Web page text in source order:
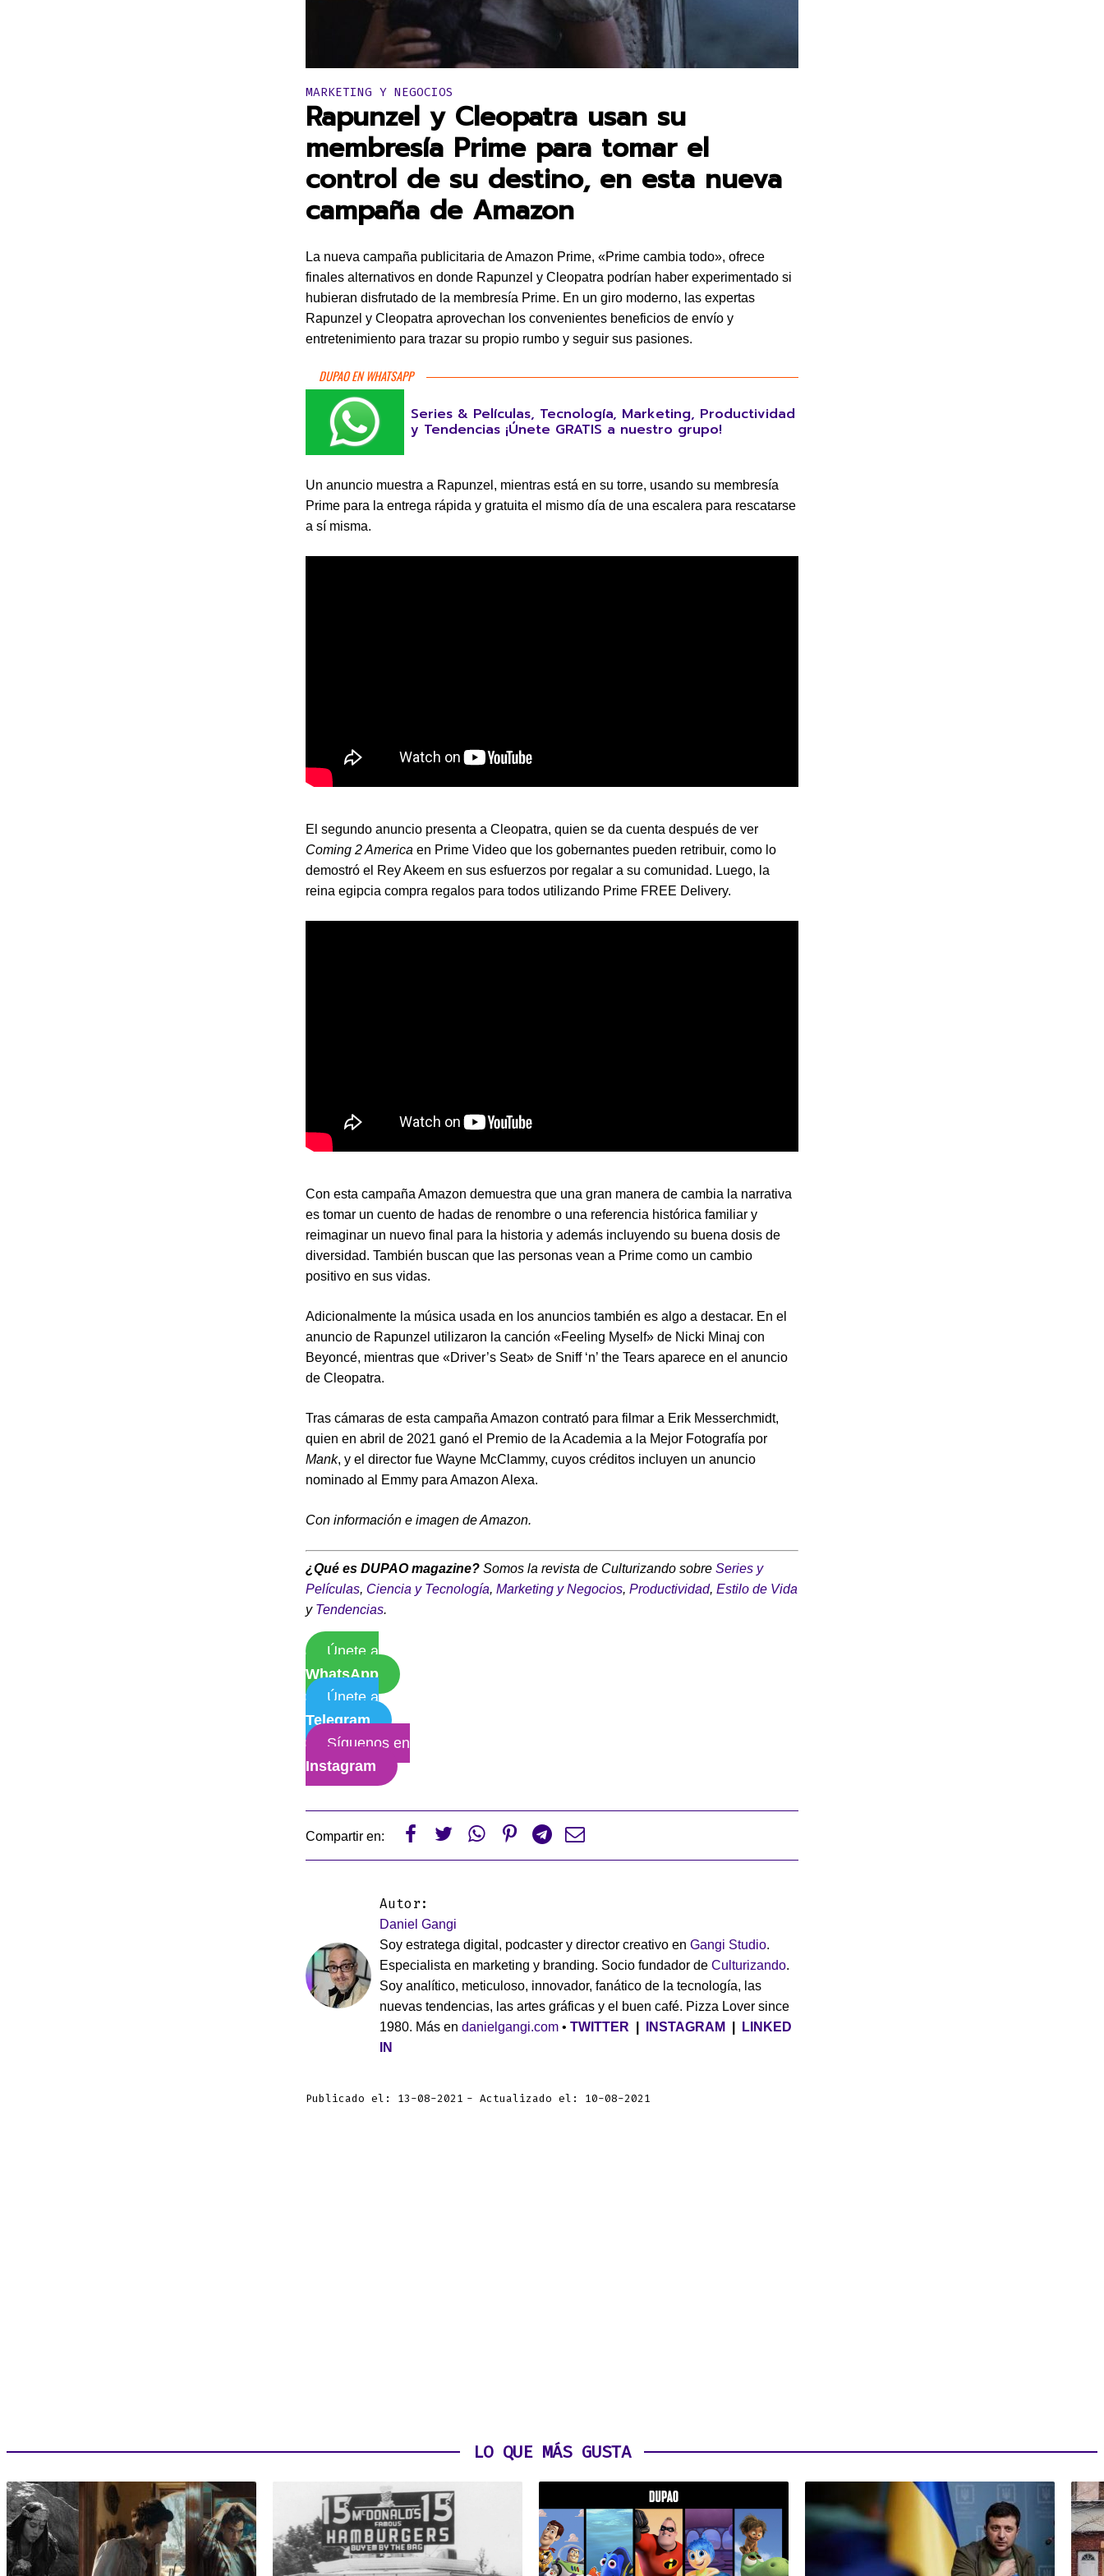
Publicado en:
MARKETING Y NEGOCIOS
Rapunzel y Cleopatra usan su
membresía Prime para tomar el
control de su destino, en esta nueva
campaña de Amazon
La nueva campaña publicitaria de Amazon Prime, «Prime cambia todo», ofrece
finales alternativos en donde Rapunzel y Cleopatra podrían haber experimentado si
hubieran disfrutado de la membresía Prime. En un giro moderno, las expertas
Rapunzel y Cleopatra aprovechan los convenientes beneficios de envío y
entretenimiento para trazar su propio rumbo y seguir sus pasiones.
DUPAO EN WHATSAPP
Series & Películas, Tecnología, Marketing, Productividad
y Tendencias ¡Únete GRATIS a nuestro grupo!
Un anuncio muestra a Rapunzel, mientras está en su torre, usando su membresía
Prime para la entrega rápida y gratuita el mismo día de una escalera para rescatarse
a sí misma.
El segundo anuncio presenta a Cleopatra, quien se da cuenta después de ver
Coming 2 America en Prime Video que los gobernantes pueden retribuir, como lo
demostró el Rey Akeem en sus esfuerzos por regalar a su comunidad. Luego, la
reina egipcia compra regalos para todos utilizando Prime FREE Delivery.
Con esta campaña Amazon demuestra que una gran manera de cambia la narrativa
es tomar un cuento de hadas de renombre o una referencia histórica familiar y
reimaginar un nuevo final para la historia y además incluyendo su buena dosis de
diversidad. También buscan que las personas vean a Prime como un cambio
positivo en sus vidas.
Adicionalmente la música usada en los anuncios también es algo a destacar. En el
anuncio de Rapunzel utilizaron la canción «Feeling Myself» de Nicki Minaj con
Beyoncé, mientras que «Driver’s Seat» de Sniff ‘n’ the Tears aparece en el anuncio
de Cleopatra.
Tras cámaras de esta campaña Amazon contrató para filmar a Erik Messerchmidt,
quien en abril de 2021 ganó el Premio de la Academia a la Mejor Fotografía por
Mank, y el director fue Wayne McClammy, cuyos créditos incluyen un anuncio
nominado al Emmy para Amazon Alexa.
Con información e imagen de Amazon.
¿Qué es DUPAO magazine? Somos la revista de Culturizando sobre Series y
Películas, Ciencia y Tecnología, Marketing y Negocios, Productividad, Estilo de Vida
y Tendencias.
Únete a
WhatsApp
Únete a
Telegram
Síguenos en
Instagram
Compartir en:      
Autor:
Daniel Gangi
Soy estratega digital, podcaster y director creativo en Gangi Studio.
Especialista en marketing y branding. Socio fundador de Culturizando.
Soy analítico, meticuloso, innovador, fanático de la tecnología, las
nuevas tendencias, las artes gráficas y el buen café. Pizza Lover since
1980. Más en danielgangi.com • TWITTER INSTAGRAM
LINKED
IN
Publicado el: 13-08-2021 Actualizado el: 10-08-2021
LO QUE MÁS GUSTA